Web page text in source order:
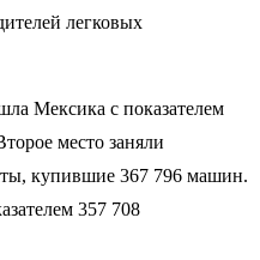
легковых
Мексика с показателем
место заняли
купившие 367 796 машин.
357 708